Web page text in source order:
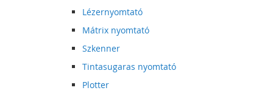
Lézernyomtató
Mátrix nyomtató
Szkenner
Tintasugaras nyomtató
Plotter